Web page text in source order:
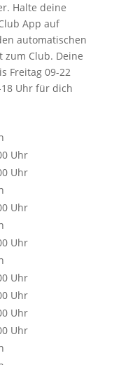
Halte deine
App auf
automatischen
Club. Deine
Freitag 09-22
Uhr für dich
Uhr
Uhr
Uhr
Uhr
Uhr
Uhr
Uhr
Uhr